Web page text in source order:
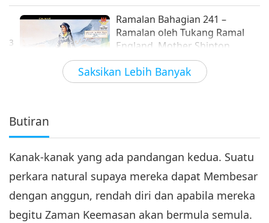
Saksikan Lebih Banyak
3
Ramalan Bahagian 241 –
Ramalan oleh Tukang Ramal
England, Mother Shipton
Siri Ramalan Silam tentang Planet Kita 2023-04-09 6963
4
20:07
Siri Ramalan Silam tentang Planet Kita 2023-04-16 5974Tontonan
5
Ramalan Bahagian 243 –
Ramalan oleh Tukang Ramal
England, Mother Shipton
Butiran
Kanak-kanak yang ada pandangan kedua. Suatu
perkara natural supaya mereka dapat Membesar
dengan anggun, rendah diri dan apabila mereka
begitu Zaman Keemasan akan bermula semula.